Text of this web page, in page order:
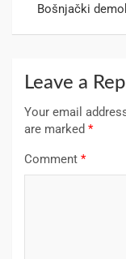
Bošnjački
Leave a
Your email
are marked *
Comment *